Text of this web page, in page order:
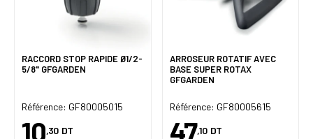
RACCORD STOP RAPIDE Ø1/2-
5/8" GFGARDEN
Référence: GF80005015
10,30 DT
ARROSEUR ROTATIF AVEC
BASE SUPER ROTAX
GFGARDEN
Référence: GF80005615
47,10 DT